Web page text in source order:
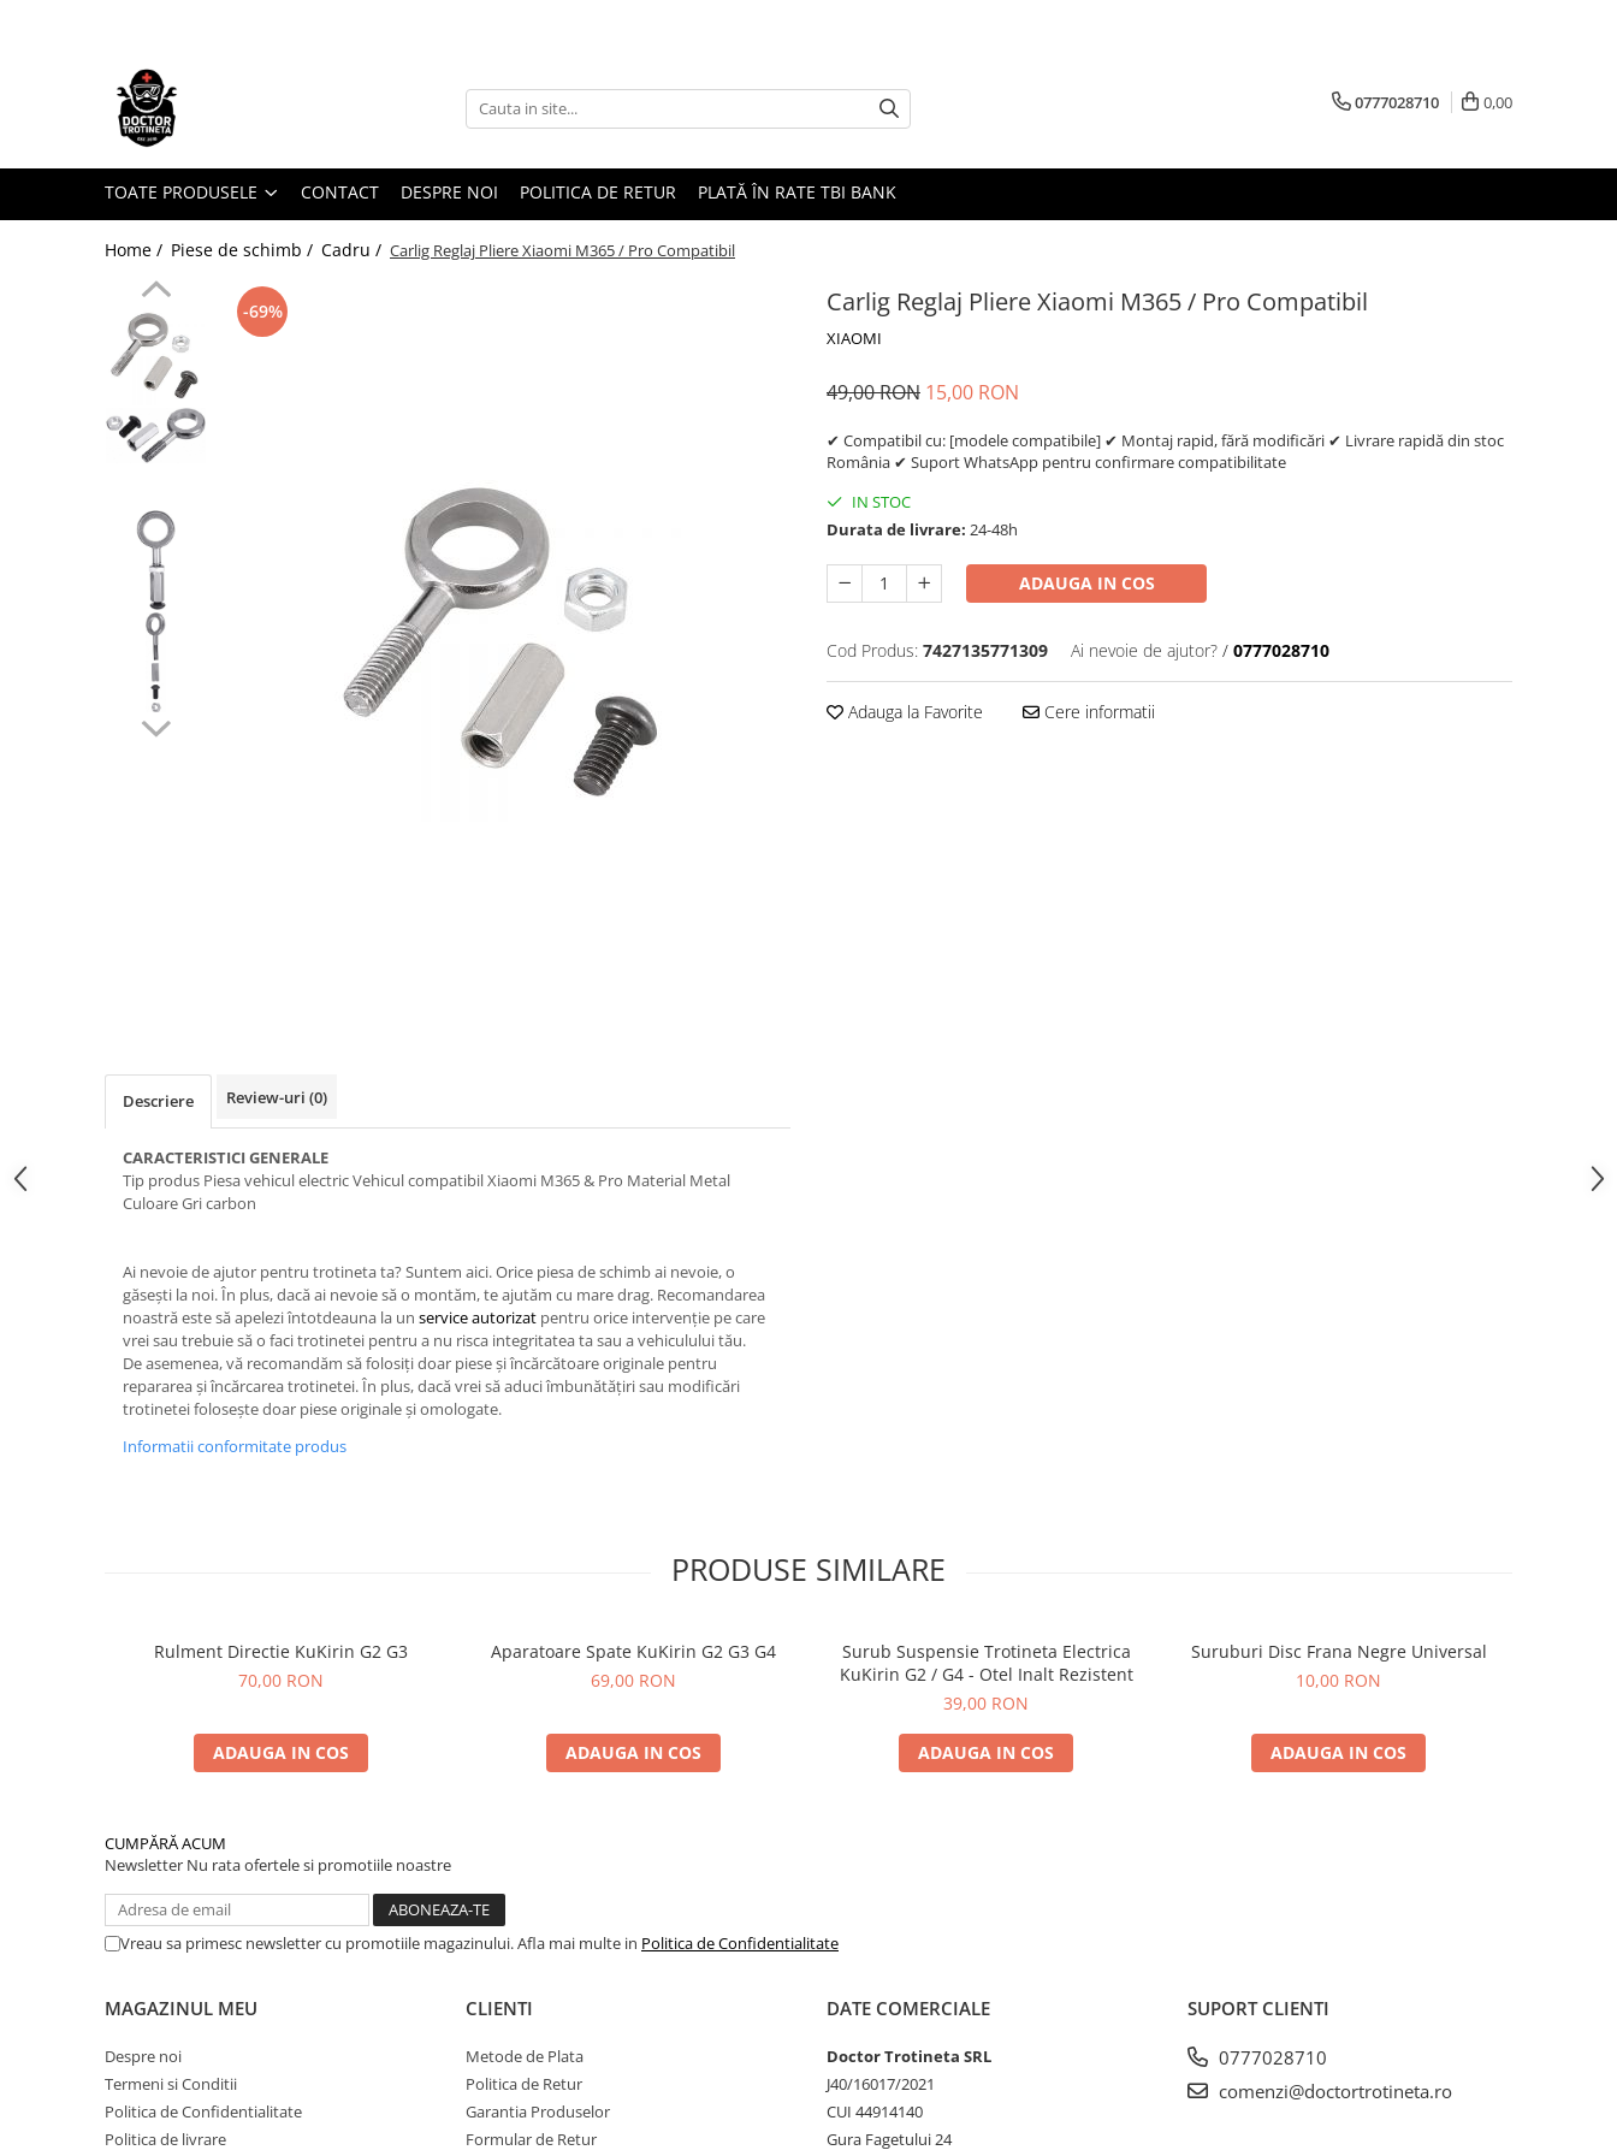
Toate Produsele
Piese de schimb
https://www.doctortrotineta.ro/electrica
Acceleratie
Contact cu cheie
https://www.doctortrotineta.ro/frane
Placute de frana
Manete de frana
https://www.doctortrotineta.ro/lumini
trotinete-electrice
cauciucuri-bicicleta
Trotinete electrice
Biciclete Electrice
Anvelope moto
Anvelope ATV
0777028710 0,00
TOATE PRODUSELE CONTACT DESPRE NOI POLITICA DE RETUR PLATĂ ÎN RATE TBI BANK
Home / Piese de schimb / Cadru / Carlig Reglaj Pliere Xiaomi M365 / Pro Compatibil
Carlig Reglaj Pliere Xiaomi M365 / Pro Compatibil
XIAOMI
-69%
49,00 RON 15,00 RON
✔ Compatibil cu: [modele compatibile] ✔ Montaj rapid, fără modificări ✔ Livrare rapidă din stoc
România ✔ Suport WhatsApp pentru confirmare compatibilitate
IN STOC
Durata de livrare: 24-48h
ADAUGA IN COS
Cod Produs: 7427135771309 Ai nevoie de ajutor? / 0777028710
Adauga la Favorite Cere informatii
Descriere Review-uri (0)
CARACTERISTICI GENERALE
Tip produs Piesa vehicul electric Vehicul compatibil Xiaomi M365 & Pro Material Metal
Culoare Gri carbon
Ai nevoie de ajutor pentru trotineta ta? Suntem aici. Orice piesa de schimb ai nevoie, o
găsești la noi. În plus, dacă ai nevoie să o montăm, te ajutăm cu mare drag. Recomandarea
noastră este să apelezi întotdeauna la un service autorizat pentru orice intervenție pe care
vrei sau trebuie să o faci trotinetei pentru a nu risca integritatea ta sau a vehiculului tău.
De asemenea, vă recomandăm să folosiți doar piese și încărcătoare originale pentru
repararea și încărcarea trotinetei. În plus, dacă vrei să aduci îmbunătățiri sau modificări
trotinetei folosește doar piese originale și omologate.
Informatii conformitate produs
PRODUSE SIMILARE
Rulment Directie KuKirin G2 G3
70,00 RON
ADAUGA IN COS
Aparatoare Spate KuKirin G2 G3 G4
69,00 RON
ADAUGA IN COS
Surub Suspensie Trotineta Electrica
KuKirin G2 / G4 - Otel Inalt Rezistent
39,00 RON
ADAUGA IN COS
Suruburi Disc Frana Negre Universal
10,00 RON
ADAUGA IN COS
CUMPĂRĂ ACUM
Newsletter Nu rata ofertele si promotiile noastre
Vreau sa primesc newsletter cu promotiile magazinului. Afla mai multe in Politica de Confidentialitate
MAGAZINUL MEU
Despre noi
Termeni si Conditii
Politica de Confidentialitate
Politica de livrare
CLIENTI
Metode de Plata
Politica de Retur
Garantia Produselor
Formular de Retur
DATE COMERCIALE
Doctor Trotineta SRL
J40/16017/2021
CUI 44914140
Gura Fagetului 24
SUPORT CLIENTI
0777028710
comenzi@doctortrotineta.ro